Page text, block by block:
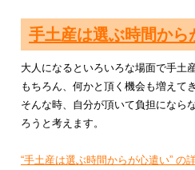
手土産は選ぶ時間から
大人になるといろいろな場面で手土
もちろん、何かと頂く機会も増えて
そんな時、自分が頂いて負担になら
ろうと考えます。
“手土産は選ぶ時間からが心遣い” の